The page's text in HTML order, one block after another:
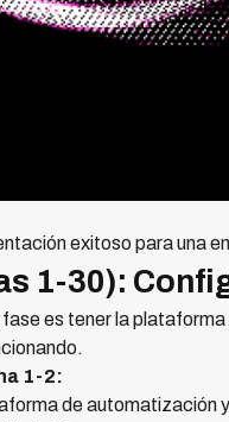
exitoso para una
1-30):
es tener la
1-2:
de automatización